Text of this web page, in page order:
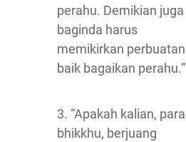
perahu. Demikian juga
baginda harus
memikirkan perbuatan
baik bagaikan perahu.”
3. “Apakah kalian, para
bhikkhu, berjuang